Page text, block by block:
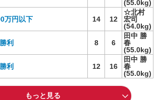
(55.0kg)
万円以下 14 12
☆北村
宏司
(54.0kg)
利 8 6
田中 勝
春
(55.0kg)
利 12 16
田中 勝
春
(55.0kg)
もっと見る